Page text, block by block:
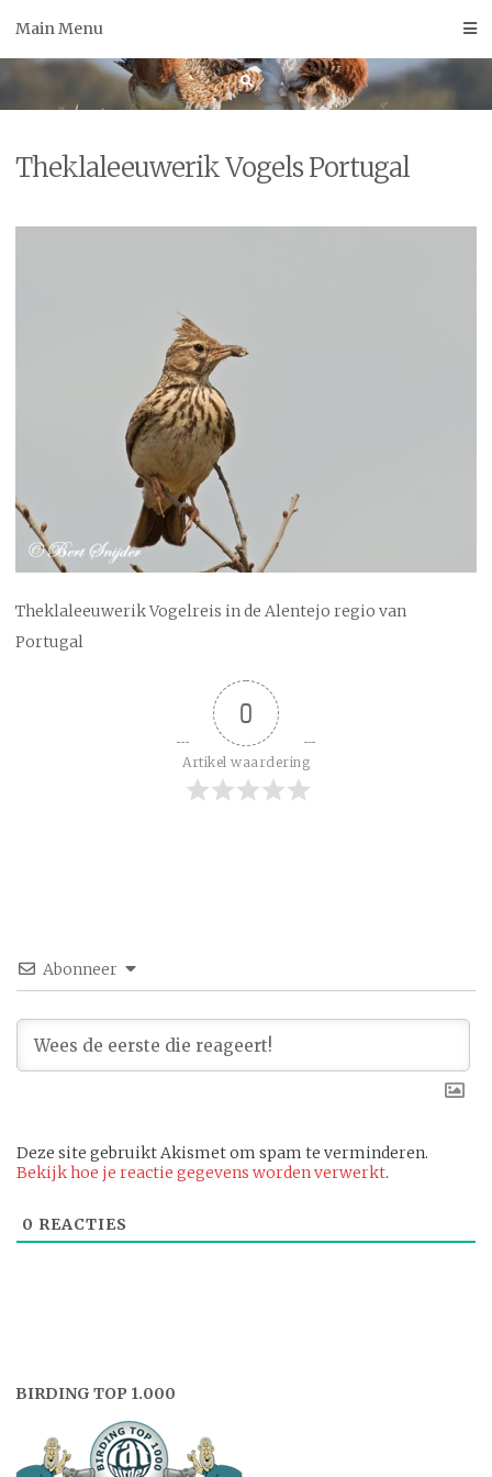
Main Menu
Theklaleeuwerik Vogels Portugal
Theklaleeuwerik Vogelreis in de Alentejo regio van
Portugal
0
Artikel waardering
Abonneer
Deze site gebruikt Akismet om spam te verminderen.
Bekijk hoe je reactie gegevens worden verwerkt.
0 REACTIES
BIRDING TOP 1.000